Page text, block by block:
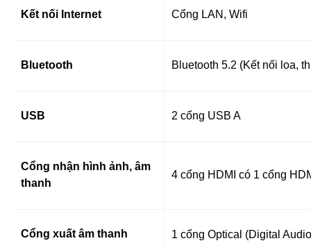
Kết nối Internet Cổng LAN, Wifi
Bluetooth Bluetooth 5.2 (Kết nối loa,
USB 2 cổng USB A
Cổng nhận hình ảnh, âm
thanh
4 cổng HDMI có 1 cổng
Cổng xuất âm thanh 1 cổng Optical (Digital